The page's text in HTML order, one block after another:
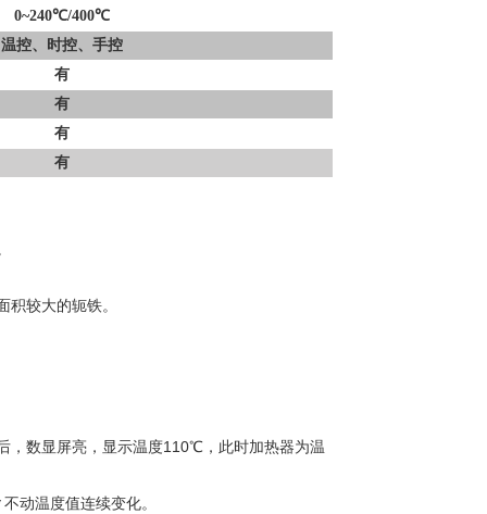
0~240℃/400℃
温控、时控、手控
有
有
有
有
较大的轭铁。
，数显屏亮，显示温度110℃，此时加热器为温
温度值连续变化。